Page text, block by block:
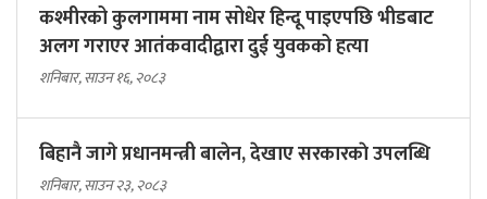
कश्मीरको कुलगाममा नाम सोधेर हिन्दू पाइएपछि भीडबाट
अलग गराएर आतंकवादीद्वारा दुई युवकको हत्या
शनिबार, साउन १६, २०८३
बिहानै जागे प्रधानमन्त्री बालेन, देखाए सरकारकाे उपलब्धि
शनिबार, साउन २३, २०८३